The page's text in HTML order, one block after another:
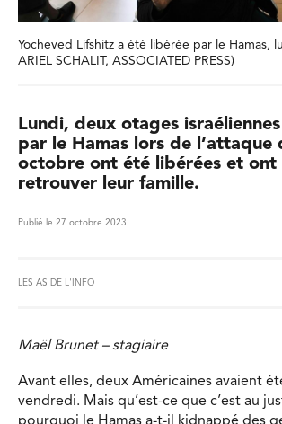
Yocheved Lifshitz a été libérée par le Hamas,
ARIEL SCHALIT, ASSOCIATED PRESS)
Lundi, deux otages
par le Hamas lors de l’attaque
octobre ont été libérées et ont
retrouver leur famille.
Publié le 27 octobre 2023
LES AS DE L'INFO
Maël Brunet – stagiaire
Avant elles, deux Américaines avaient
vendredi. Mais qu’est-ce que c’est au